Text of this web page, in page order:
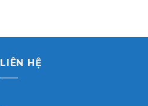
LIÊN HỆ